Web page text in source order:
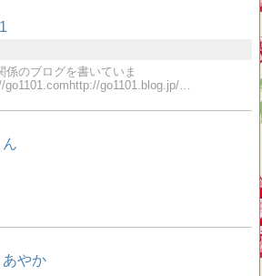
係のブログを書いていま
go1101.comhttp://go1101.blog.jp/…
やか